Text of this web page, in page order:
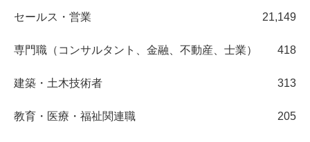
セールス・営業 21,149
専門職（コンサルタント、金融、不動産、士業） 418
建築・土木技術者 313
教育・医療・福祉関連職 205